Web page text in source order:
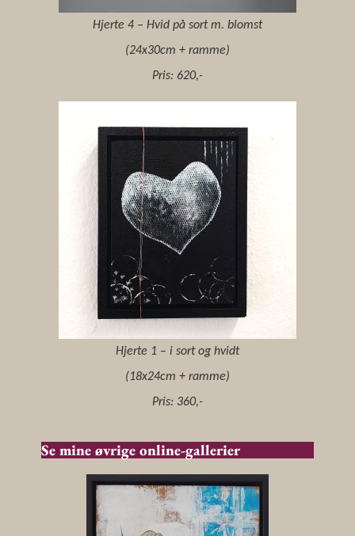
Hjerte 4 – Hvid på sort m. blomst
(24x30cm + ramme)
Pris: 620,-
Hjerte 1 – i sort og hvidt
(18x24cm + ramme)
Pris: 360,-
Se mine øvrige online-gallerier